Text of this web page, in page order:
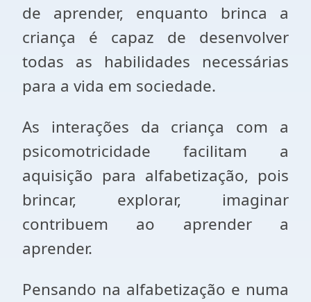
de aprender, enquanto brinca a
criança é capaz de desenvolver
todas as habilidades necessárias
para a vida em sociedade.
As interações da criança com a
psicomotricidade facilitam a
aquisição para alfabetização, pois
brincar, explorar, imaginar
contribuem ao aprender a
aprender.
Pensando na alfabetização e numa